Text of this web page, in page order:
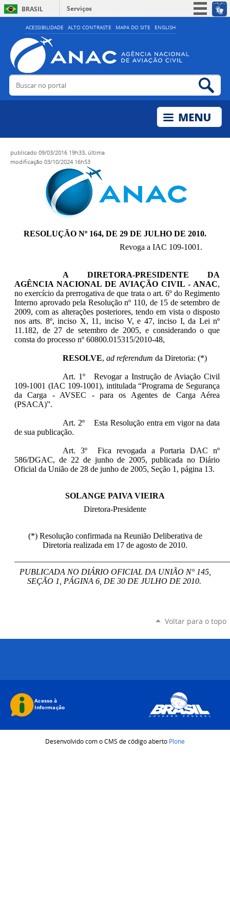
ACESSIBILIDADE ALTO CONTRASTE MAPA DO SITE ENGLISH
BRASIL
Serviços
Simplifique!
Acesso à informação
Legislação
Buscar no portal
publicado 09/03/2016 19h33, última
modificação 03/10/2024 16h53
RESOLUÇÃO Nº 164, DE 29 DE JULHO DE 2010.
Revoga a IAC 109-1001.
A
DIRETORA-PRESIDENTE DA
AGÊNCIA NACIONAL DE AVIAÇÃO CIVIL - ANAC,
no exercício da prerrogativa de que trata o art. 6º do Regimento
Interno aprovado pela Resolução nº 110, de 15 de setembro de
2009, com as alterações posteriores, tendo em vista o disposto
nos arts. 8º, inciso X, 11, inciso V, e 47, inciso I, da Lei nº
11.182, de 27 de setembro de 2005, e considerando o que
consta do processo nº 60800.015315/2010-48,
RESOLVE,ad referendumda Diretoria: (*)
Art. 1º Revogar a Instrução de Aviação Civil
109-1001 (IAC 109-1001), intitulada “Programa de Segurança
da Carga - AVSEC - para os Agentes de Carga Aérea
(PSACA)”.
Art. 2º Esta Resolução entra em vigor na data
de sua publicação.
Art. 3º Fica revogada a Portaria DAC nº
586/DGAC, de 22 de junho de 2005, publicada no Diário
Oficial da União de 28 de junho de 2005, Seção 1, página 13.
SOLANGE PAIVA VIEIRA
Diretora-Presidente
(*) Resolução confirmada na Reunião Deliberativa de
Diretoria realizada em 17 de agosto de 2010.
PUBLICADA NO DIÁRIO OFICIAL DA UNIÃO N° 145,
SEÇÃO 1, PÁGINA 6, DE 30 DE JULHO DE 2010.
Voltar para o topo
Desenvolvido com o CMS de código aberto Plone